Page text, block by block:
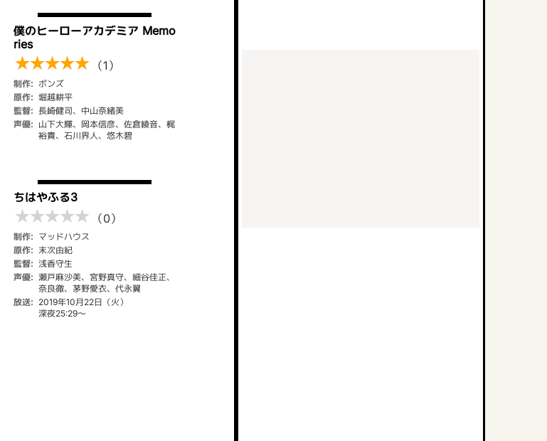
僕のヒーローアカデミア Memo
ries
★★★★★ （1）
制作: ボンズ
原作: 堀越耕平
監督: 長崎健司、中山奈緒美
声優: 山下大輝、岡本信彦、佐倉綾音、梶
裕貴、石川界人、悠木碧
ちはやふる3
★★★★★ （0）
制作: マッドハウス
原作: 末次由紀
監督: 浅香守生
声優: 瀬戸麻沙美、宮野真守、細谷佳正、
奈良徹、茅野愛衣、代永翼
放送: 2019年10月22日（火）
深夜25:29～